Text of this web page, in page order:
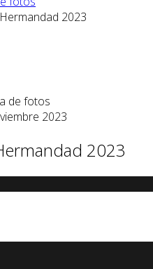
2023
de fotos
2023
2023